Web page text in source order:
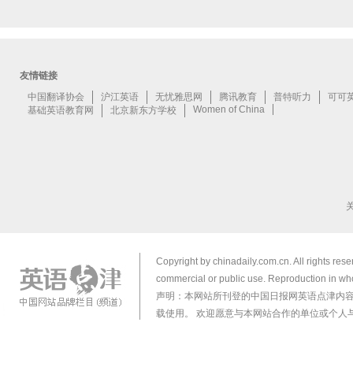
Copyright by chinadaily.com.cn. All rights
commercial or public use. Reproduction in
声明：本网站所刊登的中国日报网英语点津内
载使用。 欢迎愿意与本网站合作的单位或个人